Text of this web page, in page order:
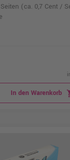
(ca. 0,7 Cent /
In den Warenkorb